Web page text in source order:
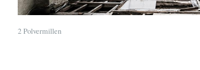
2 Polvermillen